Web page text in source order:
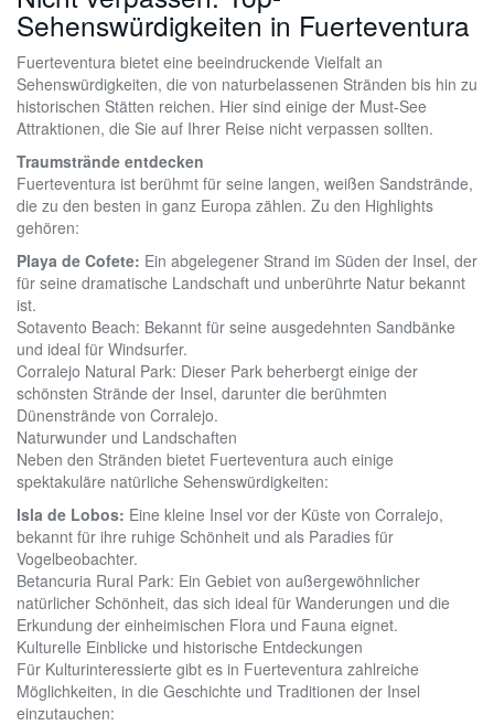
Sehenswürdigkeiten in Fuerteventura
Fuerteventura bietet eine beeindruckende Vielfalt an
Sehenswürdigkeiten, die von naturbelassenen Stränden bis hin zu
historischen Stätten reichen. Hier sind einige der Must-See
Attraktionen, die Sie auf Ihrer Reise nicht verpassen sollten.
Traumstrände entdecken
Fuerteventura ist berühmt für seine langen, weißen Sandstrände,
die zu den besten in ganz Europa zählen. Zu den Highlights
gehören:
Playa de Cofete: Ein abgelegener Strand im Süden der Insel, der
für seine dramatische Landschaft und unberührte Natur bekannt
ist.
Sotavento Beach: Bekannt für seine ausgedehnten Sandbänke
und ideal für Windsurfer.
Corralejo Natural Park: Dieser Park beherbergt einige der
schönsten Strände der Insel, darunter die berühmten
Dünenstrände von Corralejo.
Naturwunder und Landschaften
Neben den Stränden bietet Fuerteventura auch einige
spektakuläre natürliche Sehenswürdigkeiten:
Isla de Lobos: Eine kleine Insel vor der Küste von Corralejo,
bekannt für ihre ruhige Schönheit und als Paradies für
Vogelbeobachter.
Betancuria Rural Park: Ein Gebiet von außergewöhnlicher
natürlicher Schönheit, das sich ideal für Wanderungen und die
Erkundung der einheimischen Flora und Fauna eignet.
Kulturelle Einblicke und historische Entdeckungen
Für Kulturinteressierte gibt es in Fuerteventura zahlreiche
Möglichkeiten, in die Geschichte und Traditionen der Insel
einzutauchen: